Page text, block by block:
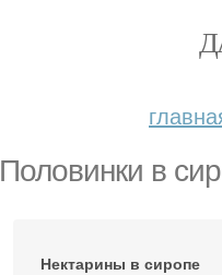
Половинки в
Нектарины в сиропе